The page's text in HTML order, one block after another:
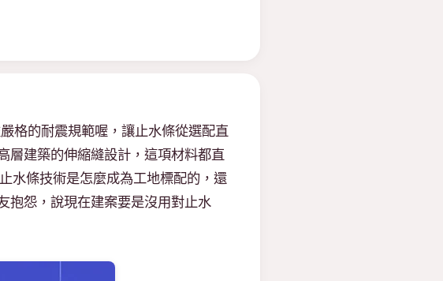
格的耐震規範喔，讓止水條從選配直
層建築的伸縮縫設計，這項材料都直
水條技術是怎麼成為工地標配的，還
抱怨，說現在建案要是沒用對止水